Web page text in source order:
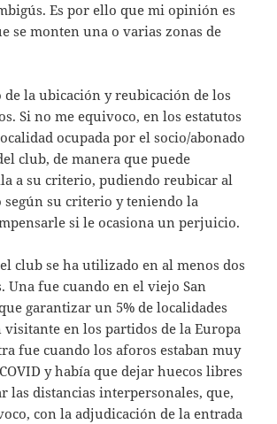
Es por ello que mi opinión es
se monten una o varias zonas de
la ubicación y reubicación de los
Si no me equivoco, en los estatutos
ocupada por el socio/abonado
club, de manera que puede
a su criterio, pudiendo reubicar al
según su criterio y teniendo la
si le ocasiona un perjuicio.
club se ha utilizado en al menos dos
Una fue cuando en el viejo San
garantizar un 5% de localidades
en los partidos de la Europa
fue cuando los aforos estaban muy
y había que dejar huecos libres
las distancias interpersonales, que,
con la adjudicación de la entrada